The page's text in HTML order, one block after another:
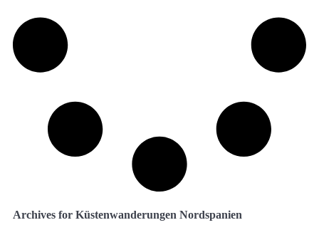
Archives for Küstenwanderungen Nordspanien